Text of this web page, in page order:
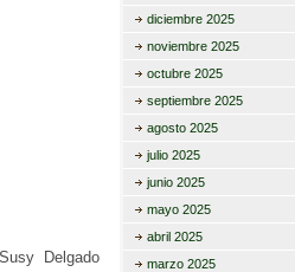
Delgado
diciembre 2025
noviembre 2025
octubre 2025
septiembre 2025
agosto 2025
julio 2025
junio 2025
mayo 2025
abril 2025
marzo 2025